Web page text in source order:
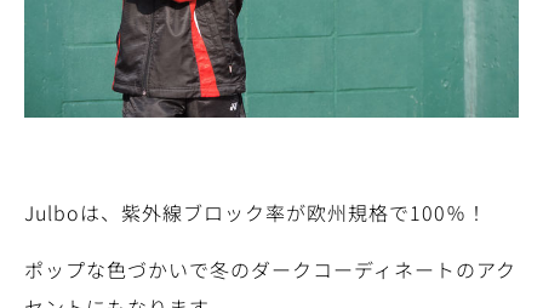
Julboは、紫外線ブロック率が欧州規格で100％！
ポップな色づかいで冬のダークコーディネートのアク